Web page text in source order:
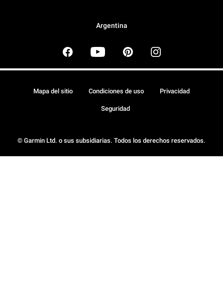
Argentina
© Garmin Ltd. o sus subsidiarias. Todos los derechos reservados.
Mapa del sitio Condiciones de uso Privacidad
Seguridad